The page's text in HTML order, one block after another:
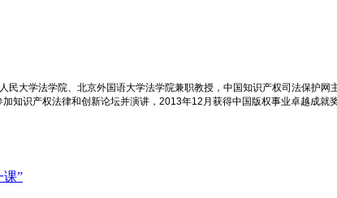
大学法学院、北京外国语大学法学院兼职教授，中国知识产权司法保护
识产权法律和创新论坛并演讲，2013年12月获得中国版权事业卓越成就奖
课”